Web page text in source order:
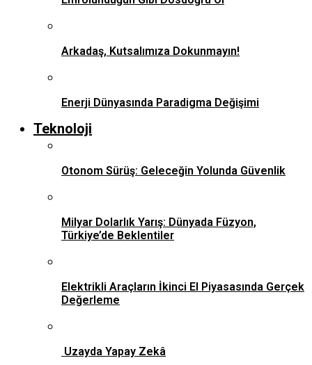
Arkadaş, Kutsalımıza Dokunmayın!
Enerji Dünyasında Paradigma Değişimi
Teknoloji
Otonom Sürüş: Geleceğin Yolunda Güvenlik
Milyar Dolarlık Yarış: Dünyada Füzyon,
Türkiye’de Beklentiler
Elektrikli Araçların İkinci El Piyasasında Gerçek
Değerleme
Uzayda Yapay Zekâ